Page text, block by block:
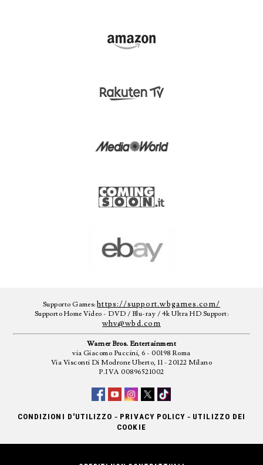
Supporto Games:https://support.wbgames.com/
Supporto Home Video - DVD / Blu-ray / 4k Ultra HD Support:
whv@wbd.com
Warner Bros. Entertainment
via Giacomo Puccini, 6 - 00198 Roma
Via Visconti Di Modrone Uberto, 11 - 20122 Milano
P.IVA 00896521002
CONDIZIONI D'UTILIZZO - PRIVACY POLICY - UTILIZZO DEI
COOKIE